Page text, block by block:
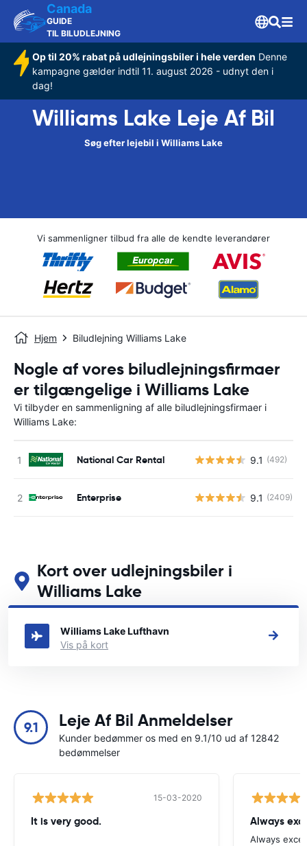
Canada
GUIDE
TIL BILUDLEJNING
Op til 20% rabat på udlejningsbiler i hele verden Denne
kampagne gælder indtil 11. august 2026 - udnyt den i
dag!
Williams Lake Leje Af Bil
Søg efter lejebil i Williams Lake
Vi sammenligner tilbud fra alle de kendte leverandører
Hjem Biludlejning Williams Lake
Nogle af vores biludlejningsfirmaer
er tilgængelige i Williams Lake
Vi tilbyder en sammenligning af alle biludlejningsfirmaer i
Williams Lake:
National Car Rental 9.1 (492)
Enterprise 9.1 (2409)
Kort over udlejningsbiler i
Williams Lake
Se vores vigtigste biludlejningssteder i Williams Lake
Williams Lake Lufthavn
Vis på kort
9.1 Leje Af Bil Anmeldelser
Kunder bedømmer os med en 9.1/10 ud af 12842
bedømmelser
15-03-2020
It is very good. Always
Always